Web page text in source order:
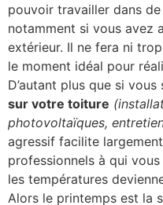
pouvoir travailler dans
notamment si vous avez
extérieur. Il ne fera ni
le moment idéal pour
D’autant plus que si
sur votre toiture
photovoltaïques,
agressif facilite
professionnels à qui
les températures
Alors le printemps est la